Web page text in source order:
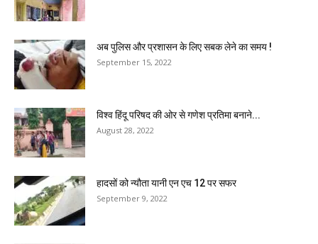
अब पुलिस और प्रशासन के लिए सबक लेने का समय !
September 15, 2022
विश्व हिंदू परिषद की ओर से गणेश प्रतिमा बनाने...
August 28, 2022
हादसों को न्यौता यानी एन एच 12 पर सफर
September 9, 2022